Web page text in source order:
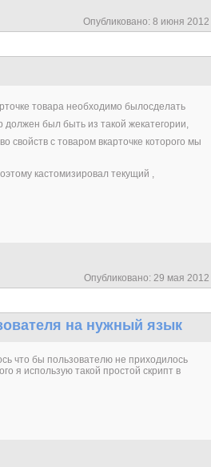
Опубликовано: 8 июня 2012
товара необходимо былосделать
должен был быть из такой жекатегории,
свойств с товаром вкарточке которого мы
кастомизировал текущий ,
Опубликовано: 29 мая 2012
на нужный язык
что бы пользователю не приходилось
я использую такой простой скрипт в